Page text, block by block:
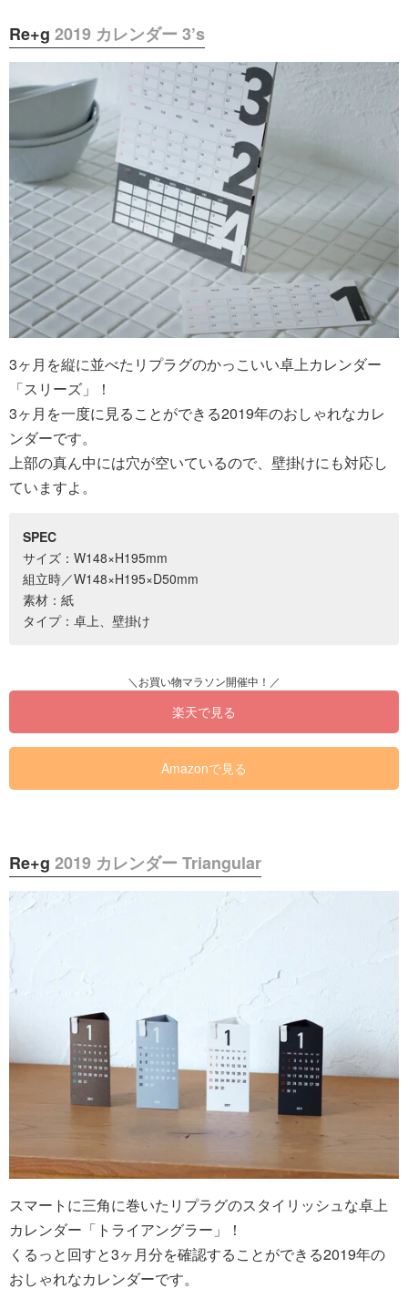
Re+g 2019 カレンダー 3’s
3ヶ月を縦に並べたリプラグのかっこいい卓上カレンダー
「スリーズ」！
3ヶ月を一度に見ることができる2019年のおしゃれなカレ
ンダーです。
上部の真ん中には穴が空いているので、壁掛けにも対応し
ていますよ。
SPEC
サイズ：W148×H195mm
組立時／W148×H195×D50mm
素材：紙
タイプ：卓上、壁掛け
楽天で見る
Amazonで見る
Re+g 2019 カレンダー Triangular
スマートに三角に巻いたリプラグのスタイリッシュな卓上
カレンダー「トライアングラー」！
くるっと回すと3ヶ月分を確認することができる2019年の
おしゃれなカレンダーです。